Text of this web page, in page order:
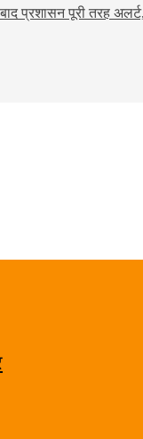
प्रशासन पूरी तरह